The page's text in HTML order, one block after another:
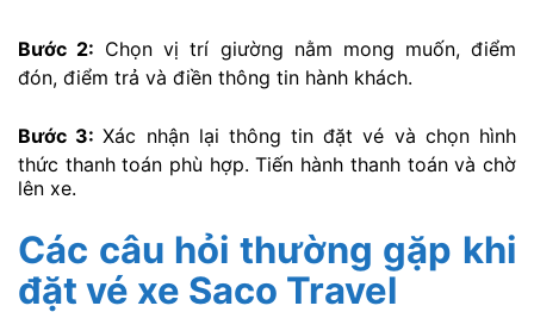
Bước 2: Chọn vị trí giường nằm mong muốn, điểm
đón, điểm trả và điền thông tin hành khách.
Bước 3:Xác nhận lại thông tin đặt vé và chọn hình
thức thanh toán phù hợp. Tiến hành thanh toán và chờ
lên xe.
Các câu hỏi thường gặp khi
đặt vé xe Saco Travel